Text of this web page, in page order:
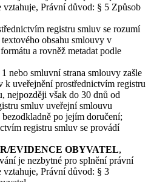
vztahuje, Právní důvod: § 5 Způsob
registru smluv se rozumí
obsahu smlouvy v
a rovněž metadat podle
nebo smluvní strana smlouvy zašle
k uveřejnění prostřednictvím registru
nejpozději však do 30 dnů od
smluv uveřejní smlouvu
po jejím doručení;
registru smluv se provádí
EVIDENCE OBYVATEL,
je nezbytné pro splnění právní
vztahuje, Právní důvod: § 3